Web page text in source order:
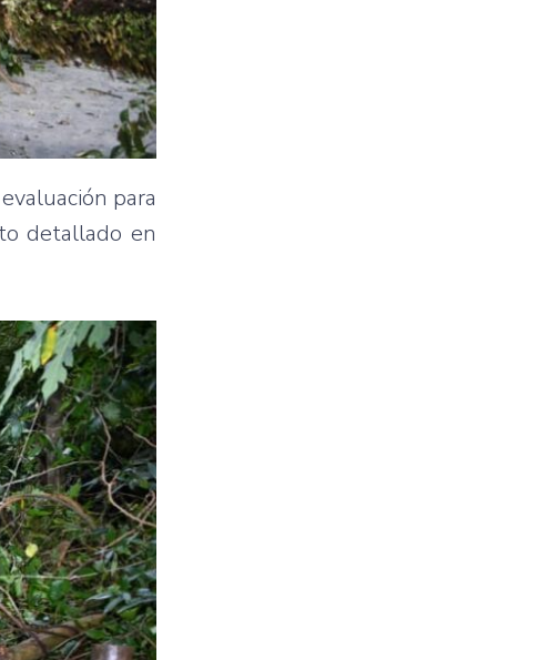
para
detallado en